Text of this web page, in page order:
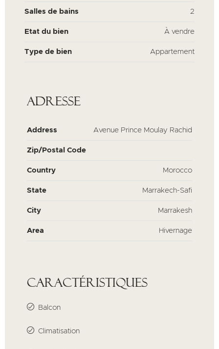
Salles de bains 2
Etat du bien À vendre
Type de bien Appartement
Adresse
Address Avenue Prince Moulay Rachid
Zip/Postal Code
Country Morocco
State Marrakech-Safi
City Marrakesh
Area Hivernage
Caractéristiques
Balcon
Climatisation